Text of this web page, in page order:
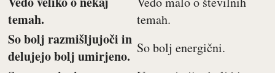
temah.
temah.
So bolj razmišljujoči in
delujejo bolj umirjeno. So bolj energični.